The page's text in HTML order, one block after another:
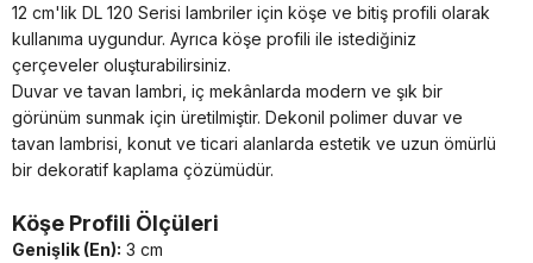
12 cm'lik DL 120 Serisi lambriler için köşe ve bitiş profili olarak
kullanıma uygundur. Ayrıca köşe profili ile istediğiniz
çerçeveler oluşturabilirsiniz.
Duvar ve tavan lambri, iç mekânlarda modern ve şık bir
görünüm sunmak için üretilmiştir. Dekonil polimer duvar ve
tavan lambrisi, konut ve ticari alanlarda estetik ve uzun ömürlü
bir dekoratif kaplama çözümüdür.
Köşe Profili Ölçüleri
Genişlik (En): 3 cm